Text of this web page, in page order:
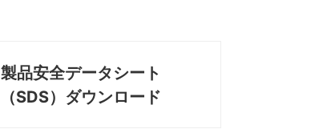
製品安全データシート
（SDS）ダウンロード